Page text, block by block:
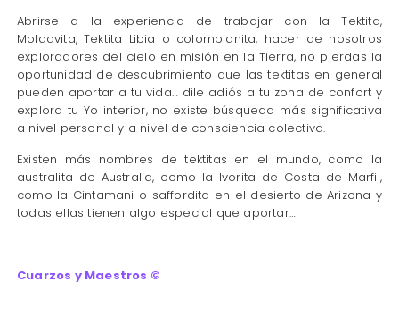
Abrirse a la experiencia de trabajar con la Tektita,
Moldavita, Tektita Libia o colombianita, hacer de nosotros
exploradores del cielo en misión en la Tierra, no pierdas la
oportunidad de descubrimiento que las tektitas en general
pueden aportar a tu vida… dile adiós a tu zona de confort y
explora tu Yo interior, no existe búsqueda más significativa
a nivel personal y a nivel de consciencia colectiva.
Existen más nombres de tektitas en el mundo, como la
australita de Australia, como la Ivorita de Costa de Marfil,
como la Cintamani o saffordita en el desierto de Arizona y
todas ellas tienen algo especial que aportar…
Cuarzos y Maestros ©